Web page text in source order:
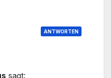
ANTWORTEN
sagt: